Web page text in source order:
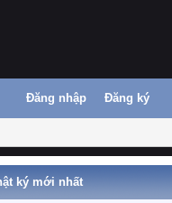
Đăng nhập Đăng ký
ký mới nhất